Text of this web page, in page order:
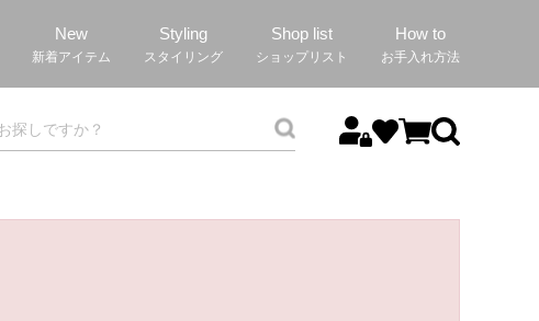
New
新着アイテム
Styling
スタイリング
Shop list
ショップリスト
How to
お手入れ方法